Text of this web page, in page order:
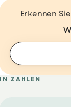
Erkennen
IN ZAHLEN